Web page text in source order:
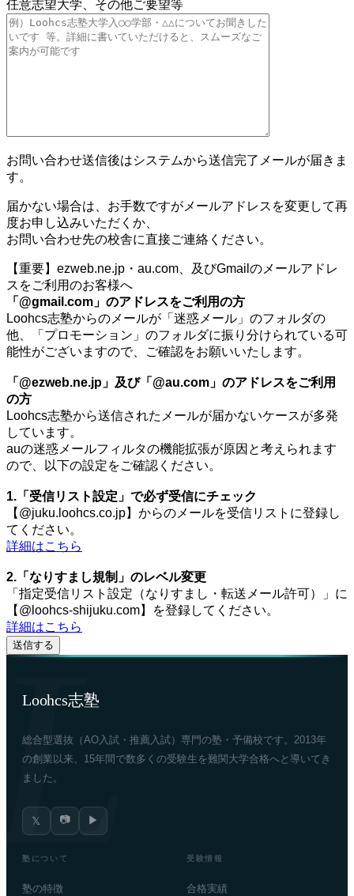
任意志望大学、その他ご要望等
お問い合わせ送信後はシステムから送信完了メールが届きま
す。
届かない場合は、お手数ですがメールアドレスを変更して再
度お申し込みいただくか、
お問い合わせ先の校舎に直接ご連絡ください。
【重要】ezweb.ne.jp・au.com、及びGmailのメールアドレ
スをご利用のお客様へ
「@gmail.com」のアドレスをご利用の方
Loohcs志塾からのメールが「迷惑メール」のフォルダの
他、「プロモーション」のフォルダに振り分けられている可
能性がございますので、ご確認をお願いいたします。
「@ezweb.ne.jp」及び「@au.com」のアドレスをご利用
の方
Loohcs志塾から送信されたメールが届かないケースが多発
しています。
auの迷惑メールフィルタの機能拡張が原因と考えられます
ので、以下の設定をご確認ください。
1.「受信リスト設定」で必ず受信にチェック
【@juku.loohcs.co.jp】からのメールを受信リストに登録し
てください。
詳細はこちら
2.「なりすまし規制」のレベル変更
「指定受信リスト設定（なりすまし・転送メール許可）」に
【@loohcs-shijuku.com】を登録してください。
詳細はこちら
Loohcs志塾
総合型選抜（AO入試・推薦入試）専門の塾・予備校です。2013年
の創業以来、15年間で数多くの受験生を難関大学合格へと導いてき
ました。
𝕏 📷 ▶
塾について
塾の特徴
受験情報
合格実績